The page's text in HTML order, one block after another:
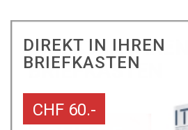
DIREKT IN IHREN
BRIEFKASTEN
CHF 60.-